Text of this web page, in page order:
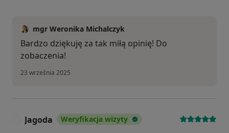
mgr Weronika Michalczyk
Bardzo dziękuję za tak miłą opinię! Do
zobaczenia!
23 września 2025
Jagoda Weryfikacja wizyty